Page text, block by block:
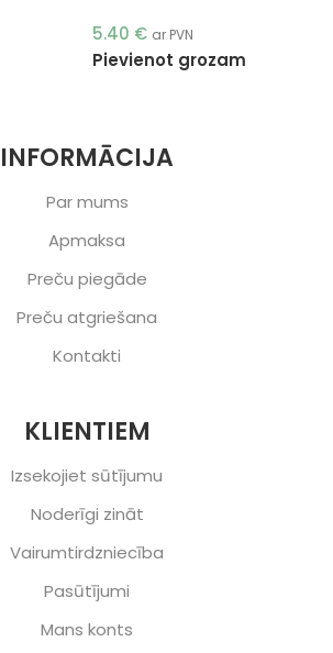
5.40 € ar PVN
Pievienot grozam
INFORMĀCIJA
Par mums
Apmaksa
Preču piegāde
Preču atgriešana
Kontakti
KLIENTIEM
Izsekojiet sūtījumu
Noderīgi zināt
Vairumtirdzniecība
Pasūtījumi
Mans konts